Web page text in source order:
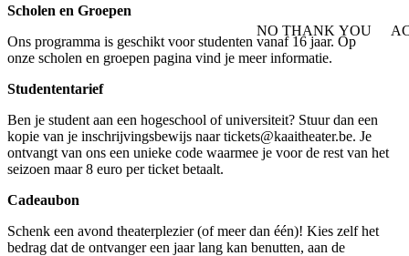
Scholen en Groepen
Ons programma is geschikt voor studenten vanaf 16 jaar. Op
onze scholen en groepen pagina vind je meer informatie.
Studententarief
Ben je student aan een hogeschool of universiteit? Stuur dan een
kopie van je inschrijvingsbewijs naartickets@kaaitheater.be. Je
ontvangt van ons een unieke code waarmee je voor de rest van het
seizoen maar 8 euro per ticket betaalt.
Cadeaubon
Schenk een avond theaterplezier (of meer dan één)! Kies zelf het
bedrag dat de ontvanger een jaar lang kan benutten, aan de
NO THANK YOU
WITHDRAW